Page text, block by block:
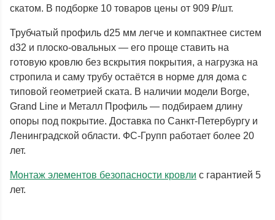
скатом. В подборке 10 товаров цены от 909 ₽/шт.
Трубчатый профиль d25 мм легче и компактнее систем
d32 и плоско-овальных — его проще ставить на
готовую кровлю без вскрытия покрытия, а нагрузка на
стропила и саму трубу остаётся в норме для дома с
типовой геометрией ската. В наличии модели Borge,
Grand Line и Металл Профиль — подбираем длину
опоры под покрытие. Доставка по Санкт-Петербургу и
Ленинградской области. ФС-Групп работает более 20
лет.
Монтаж элементов безопасности кровли с гарантией 5
лет.